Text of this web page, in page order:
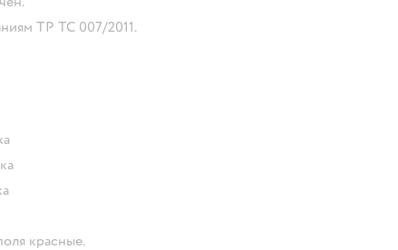
ТР ТС 007/2011.
красные.